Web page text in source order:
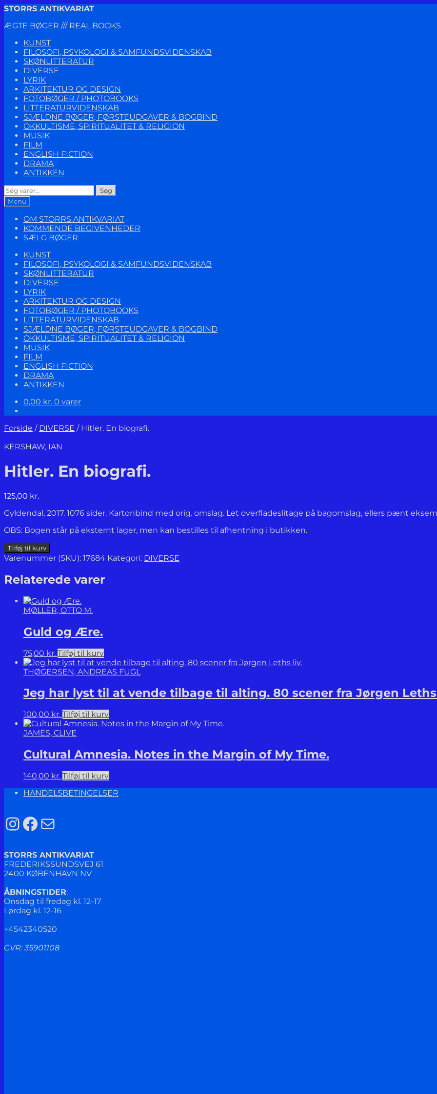
Spring
navigation
Spring
indhold
STORRS ANTIKVARIAT
ÆGTE BØGER /// REAL BOOKS
KUNST
FILOSOFI, PSYKOLOGI & SAMFUNDSVIDENSKAB
SKØNLITTERATUR
DIVERSE
LYRIK
ARKITEKTUR OG DESIGN
FOTOBØGER / PHOTOBOOKS
LITTERATURVIDENSKAB
SJÆLDNE BØGER, FØRSTEUDGAVER & BOGBIND
OKKULTISME, SPIRITUALITET & RELIGION
MUSIK
FILM
ENGLISH FICTION
DRAMA
ANTIKKEN
Søg
efter:
Søg
Menu
OM STORRS ANTIKVARIAT
KOMMENDE BEGIVENHEDER
SÆLG BØGER
KUNST
FILOSOFI, PSYKOLOGI & SAMFUNDSVIDENSKAB
SKØNLITTERATUR
DIVERSE
LYRIK
ARKITEKTUR OG DESIGN
FOTOBØGER / PHOTOBOOKS
LITTERATURVIDENSKAB
SJÆLDNE BØGER, FØRSTEUDGAVER & BOGBIND
OKKULTISME, SPIRITUALITET & RELIGION
MUSIK
FILM
ENGLISH FICTION
DRAMA
ANTIKKEN
0,00 kr. 0 varer
Forside / DIVERSE / Hitler. En biografi.
KERSHAW, IAN
Hitler. En biografi.
125,00 kr.
Gyldendal, 2017. 1076 sider. Kartonbind med orig. omslag. Let overfladeslitage på bagomslag, ellers pænt
OBS: Bogen står på eksternt lager, men kan bestilles til afhentning i butikken.
Hitler.
En
antal
Tilføj til kurv
Varenummer (SKU): 17684 Kategori: DIVERSE
Relaterede varer
MØLLER, OTTO M.
Guld og Ære.
75,00 kr. Tilføj til kurv
THØGERSEN, ANDREAS FUGL
Jeg har lyst til at vende tilbage til alting. 80 scener fra Jørgen
100,00 kr. Tilføj til kurv
JAMES, CLIVE
Cultural Amnesia. Notes in the Margin of My Time.
140,00 kr. Tilføj til kurv
HANDELSBETINGELSER
Instagram
Facebook
Mail
STORRS ANTIKVARIAT
FREDERIKSSUNDSVEJ 61
2400 KØBENHAVN NV
ÅBNINGSTIDER:
Onsdag til fredag kl. 12-17
Lørdag kl. 12-16
+4542340520
CVR: 35901108